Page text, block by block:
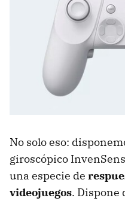
No solo eso:
giroscópico
una especie de
videojuegos. Dispone